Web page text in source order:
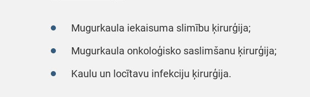
Mugurkaula iekaisuma slimību ķirurģija;
Mugurkaula onkoloģisko saslimšanu ķirurģija;
Kaulu un locītavu infekciju ķirurģija.